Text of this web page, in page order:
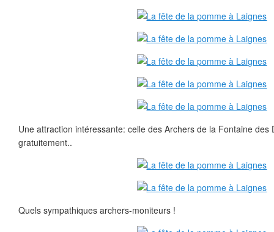
Une attraction intéressante: celle des Archers de la Fontaine des
gratuitement..
Quels sympathiques archers-moniteurs !